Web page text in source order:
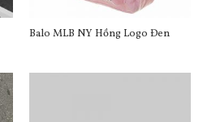
Balo MLB NY Hồng Logo Đen